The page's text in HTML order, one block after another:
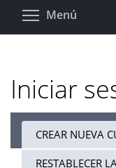
Pasar
Menú
Iniciar
Solapas
CREAR NUEVA
RESTABLECER